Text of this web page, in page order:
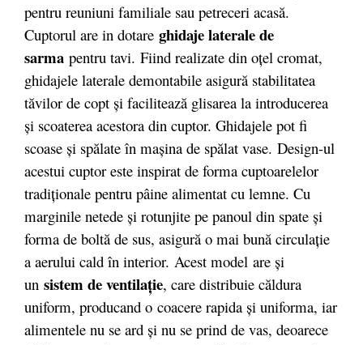
pentru reuniuni familiale sau petreceri acasă.
Cuptorul are in dotare ghidaje laterale de
sarma pentru tavi. Fiind realizate din oţel cromat,
ghidajele laterale demontabile asigură stabilitatea
tăvilor de copt şi facilitează glisarea la introducerea
şi scoaterea acestora din cuptor. Ghidajele pot fi
scoase şi spălate în maşina de spălat vase. Design-ul
acestui cuptor este inspirat de forma cuptoarelelor
tradiţionale pentru pâine alimentat cu lemne. Cu
marginile netede şi rotunjite pe panoul din spate şi
forma de boltă de sus, asigură o mai bună circulaţie
a aerului cald în interior. Acest model are şi
un sistem de ventilaţie, care distribuie căldura
uniform, producand o coacere rapida şi uniforma, iar
alimentele nu se ard şi nu se prind de vas, deoarece